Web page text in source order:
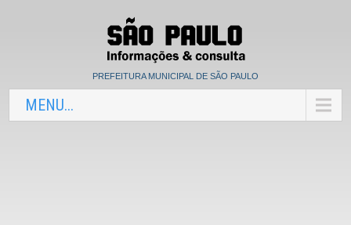
PREFEITURA MUNICIPAL DE SÃO PAULO
MENU...